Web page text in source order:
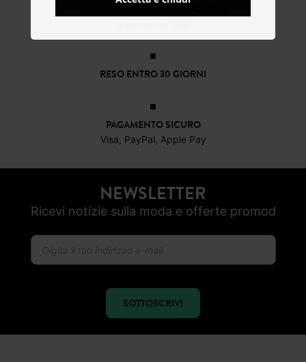
RESO ENTRO 30 GIORNI
PAGAMENTO SICURO
Visa, PayPal, Apple Pay
NEWSLETTER
Ricevi notizie sulla moda e offerte promod
SOTTOSCRIVI